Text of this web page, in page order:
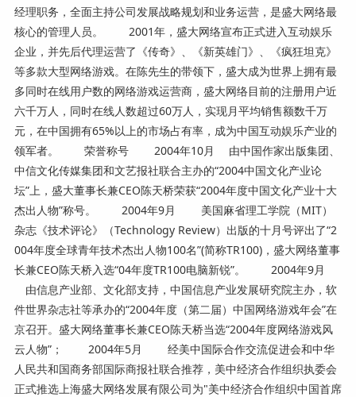
经理职务，全面主持公司发展战略规划和业务运营，是盛大网络最
核心的管理人员。 2001年，盛大网络宣布正式进入互动娱乐
企业，并先后代理运营了《传奇》、《新英雄门》、《疯狂坦克》
等多款大型网络游戏。在陈先生的带领下，盛大成为世界上拥有最
多同时在线用户数的网络游戏运营商，盛大网络目前的注册用户近
六千万人，同时在线人数超过60万人，实现月平均销售额数千万
元，在中国拥有65%以上的市场占有率，成为中国互动娱乐产业的
领军者。 荣誉称号 2004年10月 由中国作家出版集团、
中信文化传媒集团和文艺报社联合主办的“2004中国文化产业论
坛”上，盛大董事长兼CEO陈天桥荣获“2004年度中国文化产业十大
杰出人物”称号。 2004年9月 美国麻省理工学院（MIT）
杂志《技术评论》（Technology Review）出版的十月号评出了“2
004年度全球青年技术杰出人物100名”(简称TR100)，盛大网络董事
长兼CEO陈天桥入选“04年度TR100电脑新锐”。 2004年9月
由信息产业部、文化部支持，中国信息产业发展研究院主办，软
件世界杂志社等承办的“2004年度（第二届）中国网络游戏年会”在
京召开。盛大网络董事长兼CEO陈天桥当选“2004年度网络游戏风
云人物”； 2004年5月 经美中国际合作交流促进会和中华
人民共和国商务部国际商报社联合推荐，美中经济合作组织执委会
正式推选上海盛大网络发展有限公司为"美中经济合作组织中国首席